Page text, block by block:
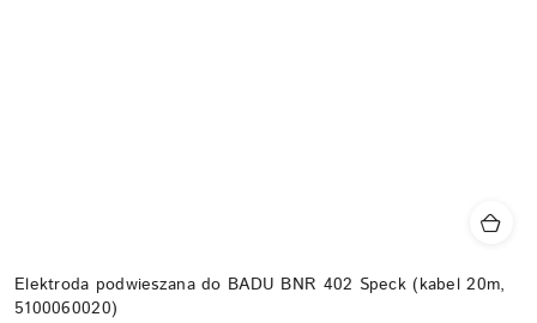
Elektroda podwieszana do BADU BNR 402 Speck (kabel 20m,
5100060020)